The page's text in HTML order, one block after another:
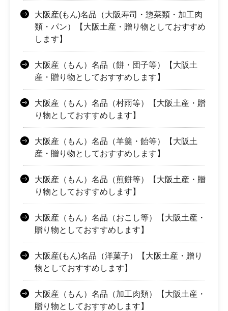
大阪産(もん)名品（大阪寿司・惣菜類・加工肉
類・パン）【大阪土産・贈り物としておすすめ
します】
大阪産（もん）名品（餅・団子等）【大阪土
産・贈り物としておすすめします】
大阪産（もん）名品（村雨等）【大阪土産・贈
り物としておすすめします】
大阪産（もん）名品（羊羹・飴等）【大阪土
産・贈り物としておすすめします】
大阪産（もん）名品（煎餅等）【大阪土産・贈
り物としておすすめします】
大阪産（もん）名品（おこし等）【大阪土産・
贈り物としておすすめします】
大阪産(もん)名品（洋菓子）【大阪土産・贈り
物としておすすめします】
大阪産（もん）名品（加工肉類）【大阪土産・
贈り物としておすすめします】